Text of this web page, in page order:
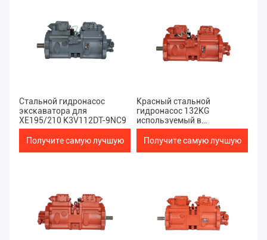
Стальной гидронасос
экскаватора для
XE195/210 K3V112DT-9NC9
Получите самую лучшую
Красный стальной
гидронасос 132KG
используемый в
экскаваторе LG920/922
Получите самую лучшую